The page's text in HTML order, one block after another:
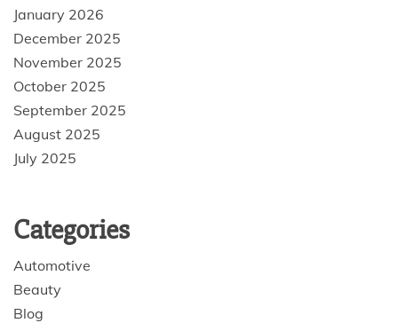
January 2026
December 2025
November 2025
October 2025
September 2025
August 2025
July 2025
Categories
Automotive
Beauty
Blog